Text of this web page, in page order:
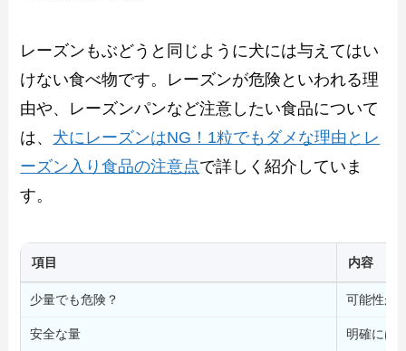
レーズンもぶどうと同じように犬には与えてはい
けない食べ物です。レーズンが危険といわれる理
由や、レーズンパンなど注意したい食品について
は、 犬にレーズンはNG！1粒でもダメな理由とレ
ーズン入り食品の注意点で詳しく紹介していま
す。
項目 内容
少量でも危険？ 可能性が
安全な量 明確には